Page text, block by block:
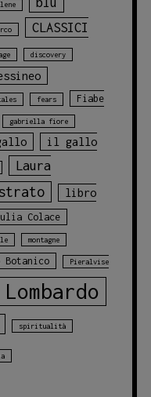
CLASSICI
discovery
fears
Fiabe
gabriella fiore
il gallo
Laura
libro
Colace
montagne
Botanico Pieralvise
spiritualità